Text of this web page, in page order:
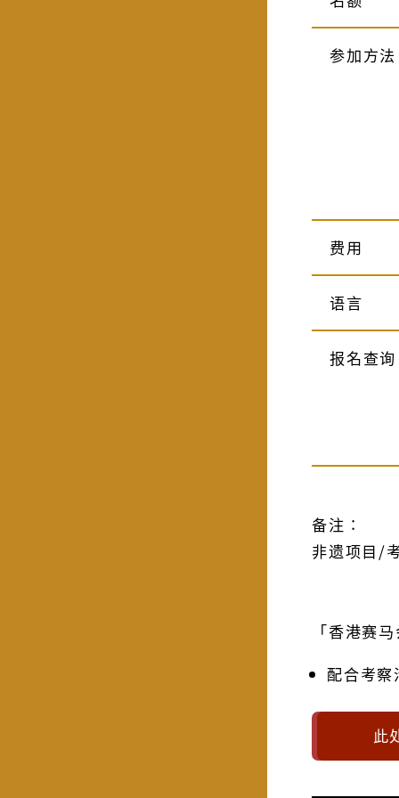
参加方法
费用
语言
报名查询
备注∶
非遗项目/
「香港赛
配合考
此